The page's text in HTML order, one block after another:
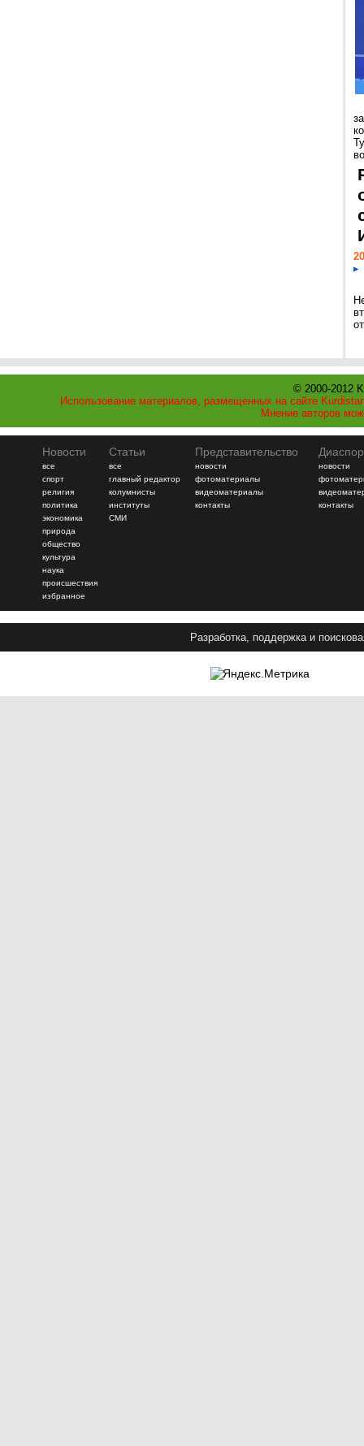
© 2000-2012
Использование материалов, размещенных на сайте
Мнение авторов
Новости
все
спорт
религия
политика
экономика
природа
общество
культура
наука
происшествия
избранное
Статьи
все
главный редактор
колумнисты
институты
СМИ
Представительство
новости
фотоматериалы
видеоматериалы
контакты
новости
контакты
Разработка, поддержка и